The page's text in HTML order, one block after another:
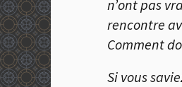
n’ont pas
rencontre
Comment
Si vous